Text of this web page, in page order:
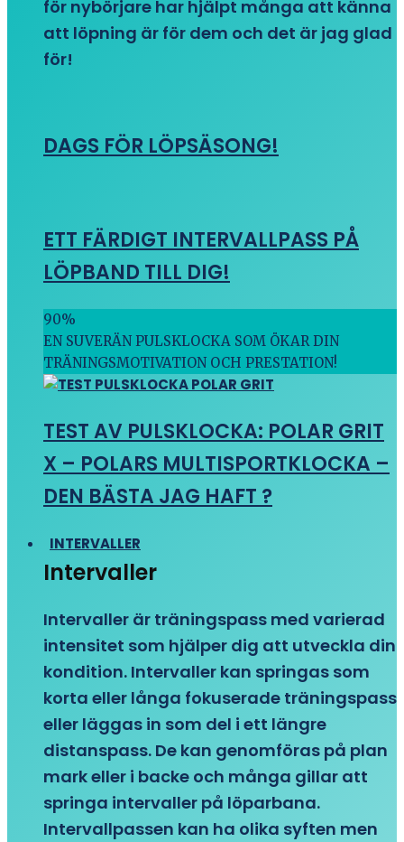
för nybörjare har hjälpt många att känna
att löpning är för dem och det är jag glad
för!
DAGS FÖR LÖPSÄSONG!
ETT FÄRDIGT INTERVALLPASS PÅ
LÖPBAND TILL DIG!
90%
EN SUVERÄN PULSKLOCKA SOM ÖKAR DIN
TRÄNINGSMOTIVATION OCH PRESTATION!
TEST AV PULSKLOCKA: POLAR GRIT
X – POLARS MULTISPORTKLOCKA –
DEN BÄSTA JAG HAFT ?
INTERVALLER
Intervaller
Intervaller är träningspass med varierad
intensitet som hjälper dig att utveckla din
kondition. Intervaller kan springas som
korta eller långa fokuserade träningspass
eller läggas in som del i ett längre
distanspass. De kan genomföras på plan
mark eller i backe och många gillar att
springa intervaller på löparbana.
Intervallpassen kan ha olika syften men